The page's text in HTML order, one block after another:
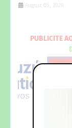
August 05, 2026